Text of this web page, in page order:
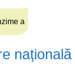
a
națională